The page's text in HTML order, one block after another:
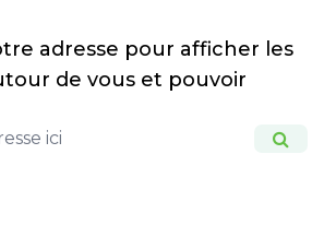
adresse pour afficher les
de vous et pouvoir